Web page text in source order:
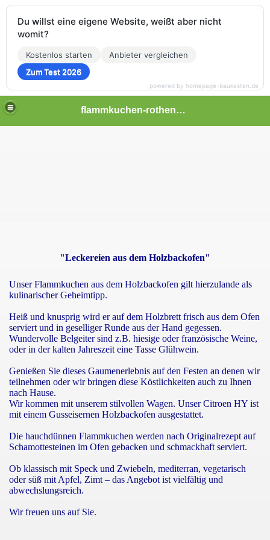
flammkuchen-rothenbuecher
"Leckereien aus dem Holzbackofen"
Unser Flammkuchen aus dem Holzbackofen gilt hierzulande als
kulinarischer Geheimtipp.
Heiß und knusprig wird er auf dem Holzbrett frisch aus dem Ofen
serviert und in geselliger Runde aus der Hand gegessen.
Wundervolle Belgeiter sind z.B. hiesige oder französische Weine,
oder in der kalten Jahreszeit eine Tasse Glühwein.
Genießen Sie dieses Gaumenerlebnis auf den Festen an denen wir
teilnehmen oder wir bringen diese Köstlichkeiten auch zu Ihnen
nach Hause.
Wir kommen mit unserem stilvollen Wagen. Unser Citroen HY ist
mit einem Gusseisernen Holzbackofen ausgestattet.
Die hauchdünnen Flammkuchen werden nach Originalrezept auf
Schamottesteinen im Ofen gebacken und schmackhaft serviert.
Ob klassisch mit Speck und Zwiebeln, mediterran, vegetarisch
oder süß mit Apfel, Zimt – das Angebot ist vielfältig und
abwechslungsreich.
Wir freuen uns auf Sie.
Du willst eine eigene Website, weißt aber nicht
womit?
Kostenlos starten
Anbieter vergleichen
Zum Test 2026
powered by homepage-baukasten.de